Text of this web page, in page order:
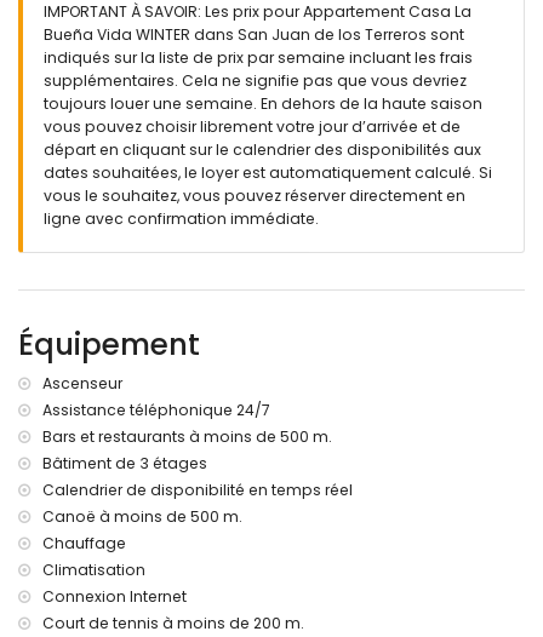
terrain enclôturé
piscine communale
piscine pour enfants
jardin communal avec pelouse et d´arbres
terrasse couverte
douche extérieure
coin pour s'asseoir en plein air et coin repas en plein air
Informations additionnelles
rayon de 1000 mètres de l'appartement)
mètres de l'appartement)
aéroport le plus proche: Alicante (> 100 kilomètres)
deuxième aéroport le plus proche: Almeria/Murcia (dans un
rayon de 100 kilomètres de l'appartement)
transport public de l'appartement: bus dans un rayon de
200 mètres et train dans un rayon de 15 kilomètres
les animaux domestiques ne sont pas admis
Le bâtiment dans lequel se trouve le logement dispose d'un
La location est très convenable pour les familles avec des
enfants
Installations et services privés inclus dans le loyer
IMPORTANT À SAVOIR: Les prix pour Appartement Casa La
Bueña Vida WINTER dans San Juan de los Terreros sont
indiqués sur la liste de prix par semaine incluant les frais
supplémentaires. Cela ne signifie pas que vous devriez
toujours louer une semaine. En dehors de la haute saison
vous pouvez choisir librement votre jour d’arrivée et de
départ en cliquant sur le calendrier des disponibilités aux
dates souhaitées, le loyer est automatiquement calculé. Si
vous le souhaitez, vous pouvez réserver directement en
ligne avec confirmation immédiate.
Équipement
Ascenseur
Assistance téléphonique 24/7
Bars et restaurants à moins de 500 m.
Bâtiment de 3 étages
Calendrier de disponibilité en temps réel
Canoë à moins de 500 m.
Chauffage
Climatisation
Connexion Internet
Court de tennis à moins de 200 m.